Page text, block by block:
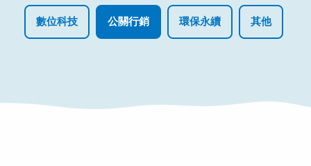
數位科技 公關行銷 環保永續 其他